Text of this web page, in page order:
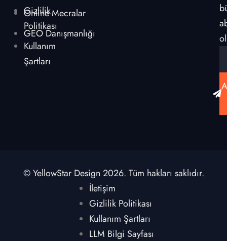
Gizlilik
Politikası
Kullanım
Şartları
Online Mecralar
GEO Danışmanlığı
© YellowStar Design 2026. Tüm hakları saklıdır.
İletişim
Gizlilik Politikası
Kullanım Şartları
LLM Bilgi Sayfası